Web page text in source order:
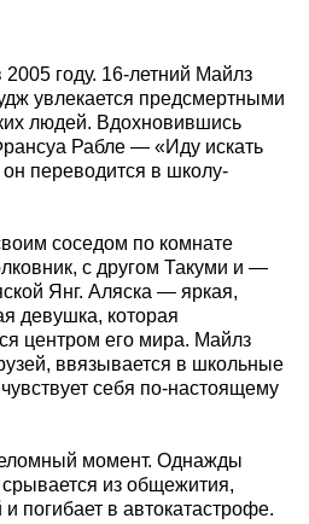
году. 16-летний Майлз
увлекается предсмертными
людей. Вдохновившись
Рабле — «Иду искать
переводится в школу-
соседом по комнате
с другом Такуми и —
Янг. Аляска — яркая,
девушка, которая
центром его мира. Майлз
ввязывается в школьные
себя по-настоящему
момент. Однажды
из общежития,
погибает в автокатастрофе.